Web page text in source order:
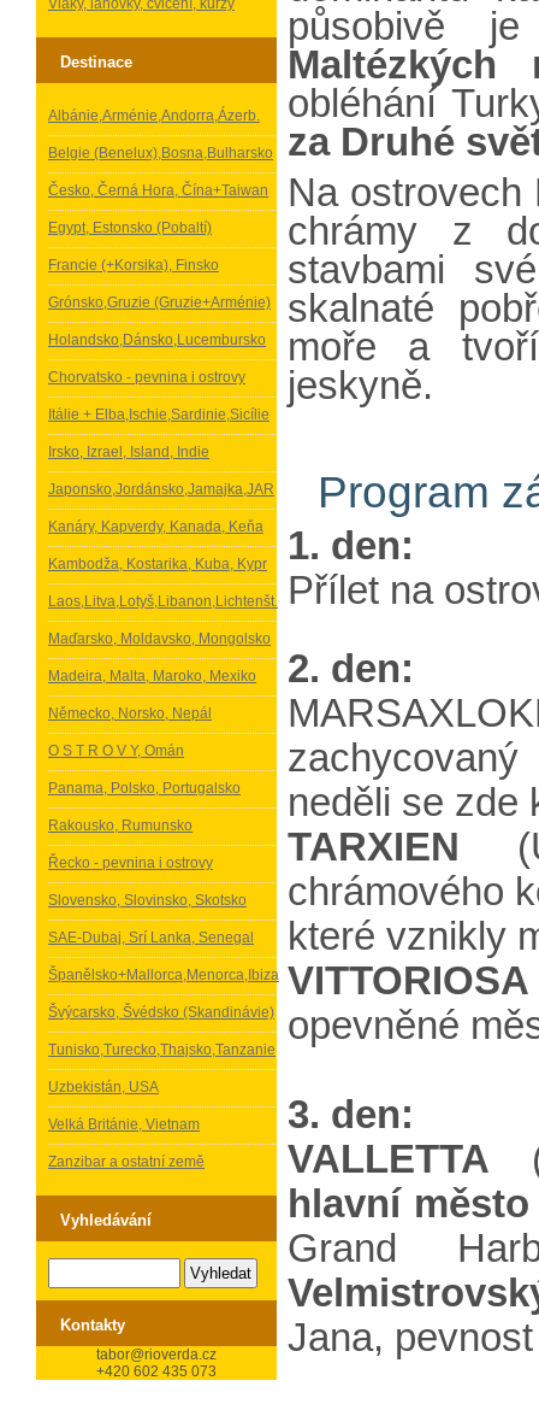
Vlaky, lanovky, cvičení, kurzy
Destinace
Albánie,Arménie,Andorra,Ázerb.
Belgie (Benelux),Bosna,Bulharsko
Česko, Černá Hora, Čína+Taiwan
Egypt, Estonsko (Pobaltí)
Francie (+Korsika), Finsko
Grónsko,Gruzie (Gruzie+Arménie)
Holandsko,Dánsko,Lucembursko
Chorvatsko - pevnina i ostrovy
Itálie + Elba,Ischie,Sardinie,Sicílie
Irsko, Izrael, Island, Indie
Japonsko,Jordánsko,Jamajka,JAR
Kanáry, Kapverdy, Kanada, Keňa
Kambodža, Kostarika, Kuba, Kypr
Laos,Litva,Lotyš,Libanon,Lichtenšt.
Maďarsko, Moldavsko, Mongolsko
Madeira, Malta, Maroko, Mexiko
Německo, Norsko, Nepál
O S T R O V Y, Omán
Panama, Polsko, Portugalsko
Rakousko, Rumunsko
Řecko - pevnina i ostrovy
Slovensko, Slovinsko, Skotsko
SAE-Dubaj, Srí Lanka, Senegal
Španělsko+Mallorca,Menorca,Ibiza
Švýcarsko, Švédsko (Skandinávie)
Tunisko,Turecko,Thajsko,Tanzanie
Uzbekistán, USA
Velká Británie, Vietnam
Zanzibar a ostatní země
Vyhledávání
Kontakty
tabor@rioverda.cz
+420 602 435 073
působivě
Maltézkých
obléhání
za Druhé
Na ostrovech
chrámy z
stavbami
skalnaté
moře a
jeskyně.
Program
1. den:
Přílet na
2. den:
neděli se zde
TARXIEN
chrámového
které vznikly
opevněné
3. den:
VALLETTA
hlavní
Grand
Jana,